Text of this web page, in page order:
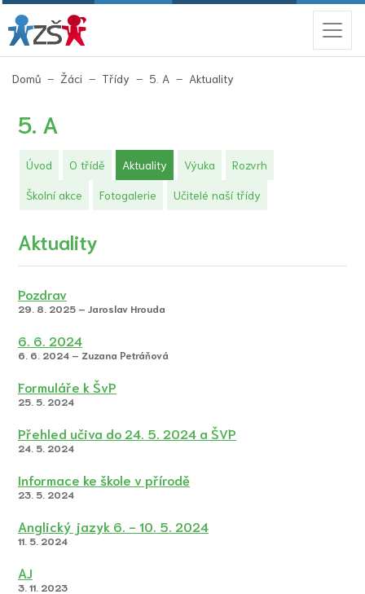
Domů Žáci Třídy 5. A Aktuality
5. A
Úvod O třídě Aktuality(aktuální)
Výuka Rozvrh
Školní akce Fotogalerie Učitelé naší třídy
Aktuality
Pozdrav
29. 8. 2025 – Jaroslav Hrouda
6. 6. 2024
6. 6. 2024 – Zuzana Petráňová
Formuláře k ŠvP
25. 5. 2024
Přehled učiva do 24. 5. 2024 a ŠVP
24. 5. 2024
Informace ke škole v přírodě
23. 5. 2024
Anglický jazyk 6. - 10. 5. 2024
11. 5. 2024
AJ
3. 11. 2023